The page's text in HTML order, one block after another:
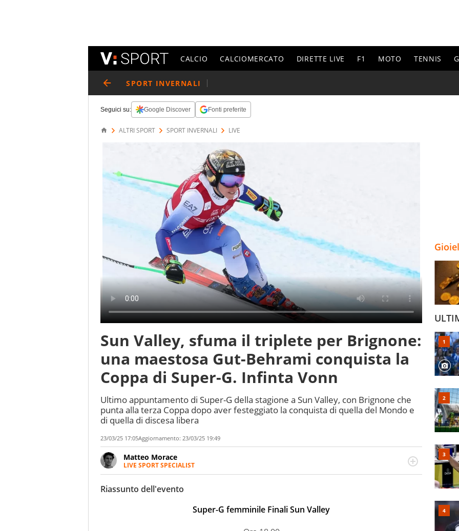
CALCIO CALCIOMERCATO DIRETTE LIVE F1 MOTO TENNIS
SPORT INVERNALI
Seguici su: Google Discover Fonti preferite
ALTRI SPORT SPORT INVERNALI LIVE
Sun Valley, sfuma il triplete per Brignone:
una maestosa Gut-Behrami conquista la
Coppa di Super-G. Infinta Vonn
Ultimo appuntamento di Super-G della stagione a Sun Valley, con Brignone che
punta alla terza Coppa dopo aver festeggiato la conquista di quella del Mondo e
di quella di discesa libera
23/03/25 17:05Aggiornamento: 23/03/25 19:49
Matteo Morace
LIVE SPORT SPECIALIST
La multimedialità quale approccio personale e professionale. Ama raccontare lo sport
focalizzando ogni attenzione sul tempo reale: la verità della dirette non sono opinioni
ma fatti
Riassunto dell'evento
Super-G femminile Finali Sun Valley